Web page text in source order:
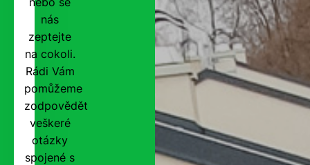
nás
zeptejte
na cokoli.
Rádi Vám
pomůžeme
zodpovědět
veškeré
otázky
spojené s